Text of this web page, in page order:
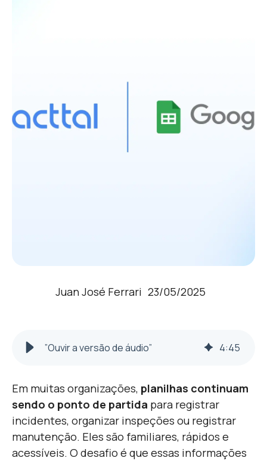
Juan José Ferrari 23/05/2025
”Ouvir a versão de áudio” 4:45
Em muitas organizações, planilhas continuam
sendo o ponto de partida para registrar
incidentes, organizar inspeções ou registrar
manutenção. Eles são familiares, rápidos e
acessíveis. O desafio é que essas informações